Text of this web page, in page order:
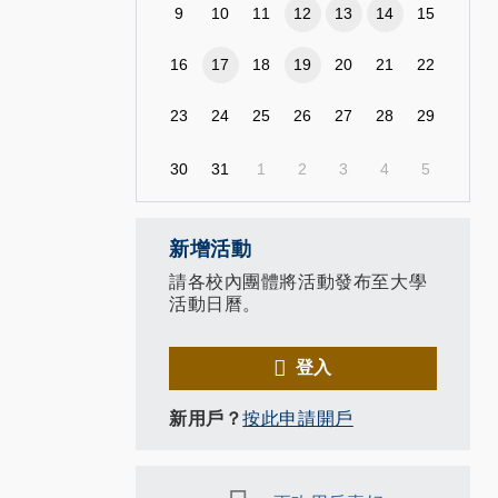
9 10 11 12 13 14 15
16 17 18 19 20 21 22
23 24 25 26 27 28 29
30 31 1 2 3 4 5
新增活動
請各校內團體將活動發布至大學
活動日曆。
登入
新用戶？按此申請開戶